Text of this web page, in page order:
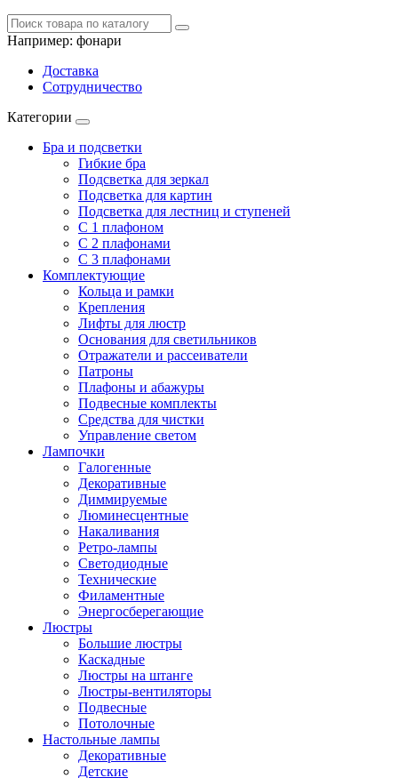
Например: фонари
Доставка
Сотрудничество
Категории
Бра и подсветки
Гибкие бра
Подсветка для зеркал
Подсветка для картин
Подсветка для лестниц и ступеней
С 1 плафоном
С 2 плафонами
С 3 плафонами
Комплектующие
Кольца и рамки
Крепления
Лифты для люстр
Основания для светильников
Отражатели и рассеиватели
Патроны
Плафоны и абажуры
Подвесные комплекты
Средства для чистки
Управление светом
Лампочки
Галогенные
Декоративные
Диммируемые
Люминесцентные
Накаливания
Ретро-лампы
Светодиодные
Технические
Филаментные
Энергосберегающие
Люстры
Большие люстры
Каскадные
Люстры на штанге
Люстры-вентиляторы
Подвесные
Потолочные
Настольные лампы
Декоративные
Детские